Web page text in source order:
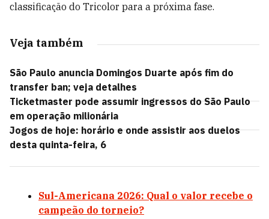
classificação do Tricolor para a próxima fase.
Veja também
São Paulo anuncia Domingos Duarte após fim do
transfer ban; veja detalhes
Ticketmaster pode assumir ingressos do São Paulo
em operação milionária
Jogos de hoje: horário e onde assistir aos duelos
desta quinta-feira, 6
Sul-Americana 2026: Qual o valor recebe o
campeão do torneio?